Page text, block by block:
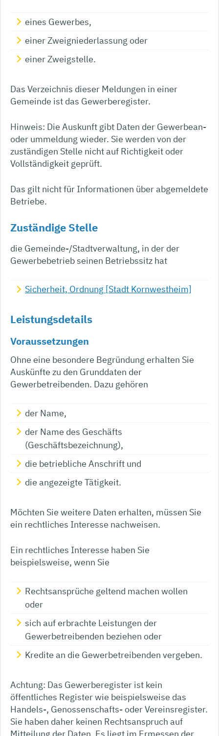
eines Gewerbes,
einer Zweigniederlassung oder
einer Zweigstelle.
Das Verzeichnis dieser Meldungen in einer
Gemeinde ist das Gewerberegister.
Hinweis: Die Auskunft gibt Daten der Gewerbean-
oder ummeldung wieder. Sie werden von der
zuständigen Stelle nicht auf Richtigkeit oder
Vollständigkeit geprüft.
Das gilt nicht für Informationen über abgemeldete
Betriebe.
Zuständige Stelle
die Gemeinde-/Stadtverwaltung, in der der
Gewerbebetrieb seinen Betriebssitz hat
Sicherheit, Ordnung [Stadt Kornwestheim]
Leistungsdetails
Voraussetzungen
Ohne eine besondere Begründung erhalten Sie
Auskünfte zu den Grunddaten der
Gewerbetreibenden. Dazu gehören
der Name,
der Name des Geschäfts
(Geschäftsbezeichnung),
die betriebliche Anschrift und
die angezeigte Tätigkeit.
Möchten Sie weitere Daten erhalten, müssen Sie
ein rechtliches Interesse nachweisen.
Ein rechtliches Interesse haben Sie
beispielsweise, wenn Sie
Rechtsansprüche geltend machen wollen
oder
sich auf erbrachte Leistungen der
Gewerbetreibenden beziehen oder
Kredite an die Gewerbetreibenden vergeben.
Achtung: Das Gewerberegister ist kein
öffentliches Register wie beispielsweise das
Handels-, Genossenschafts- oder Vereinsregister.
Sie haben daher keinen Rechtsanspruch auf
Mitteilung der Daten. Es liegt im Ermessen der